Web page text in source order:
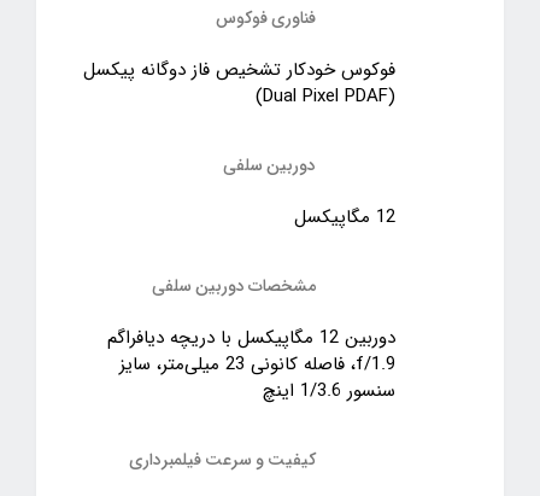
فناوری فوکوس
فوکوس خودکار تشخیص فاز دوگانه پیکسل
(Dual Pixel PDAF)
دوربین سلفی
12 مگاپیکسل
مشخصات دوربین سلفی
دوربین 12 مگاپیکسل با دریچه دیافراگم
f/1.9، فاصله کانونی 23 میلی‌متر، سایز
سنسور 1/3.6 اینچ
کیفیت و سرعت فیلمبرداری